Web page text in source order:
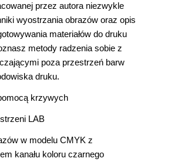
przez autora niezwykle
wyostrzania obrazów oraz opis
materiałów do druku
metody radzenia sobie z
poza przestrzeń barw
druku.
krzywych
LAB
w modelu CMYK z
kanału koloru czarnego